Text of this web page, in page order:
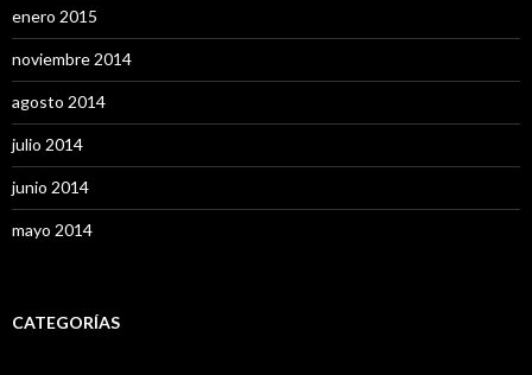
enero 2015
noviembre 2014
agosto 2014
julio 2014
junio 2014
mayo 2014
CATEGORÍAS